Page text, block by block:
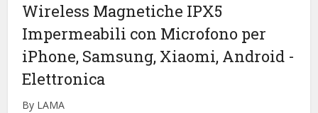
Wireless Magnetiche IPX5
Impermeabili con Microfono per
iPhone, Samsung, Xiaomi, Android -
Elettronica
By LAMA